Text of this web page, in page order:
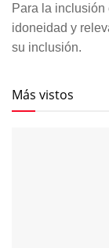
Para la inclusión
idoneidad y
su inclusión.
Más vistos